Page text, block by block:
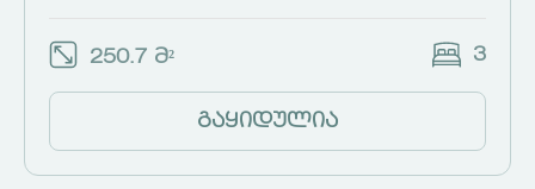
250.7 მ² 3
გაყიდულია